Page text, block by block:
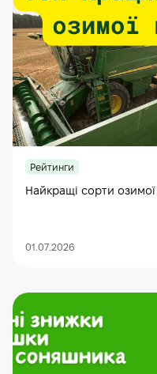
Рейтинги
Найкращі сорти
01.07.2026